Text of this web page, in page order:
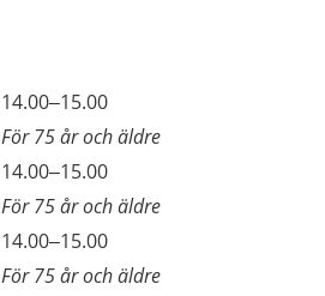
14.00–15.00
För 75 år och äldre
14.00–15.00
För 75 år och äldre
14.00–15.00
För 75 år och äldre